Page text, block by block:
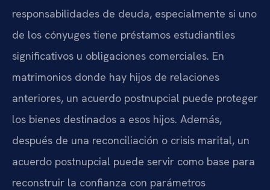
responsabilidades de deuda, especialmente si uno
de los cónyuges tiene préstamos estudiantiles
significativos u obligaciones comerciales. En
matrimonios donde hay hijos de relaciones
anteriores, un acuerdo postnupcial puede proteger
los bienes destinados a esos hijos. Además,
después de una reconciliación o crisis marital, un
acuerdo postnupcial puede servir como base para
reconstruir la confianza con parámetros